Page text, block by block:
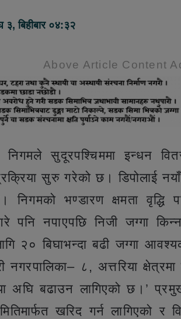
३, बिहीबार ०४:३२
Above Article Content
सुदूरपश्चिममा इन्धन
सुरु गरेको छ। डिपोलाई नयाँ
निगमको भण्डारण क्षमता वृद्धि
पनि नपाएपछि निजी जग्गा
२० बिघाभन्दा बढी जग्गा
नगरपालिका– ८, अत्तरिया
अघि बढाउन लागिएको छ।’
खरिद गर्न लागिएको